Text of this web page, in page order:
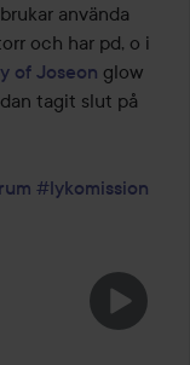
använda
och har pd, o i
of Joseon glow
tagit slut på
#lykomission